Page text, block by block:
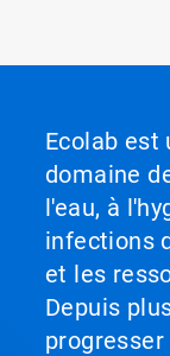
Ecolab est
domaine
l'eau, à
infections
et les
Depuis